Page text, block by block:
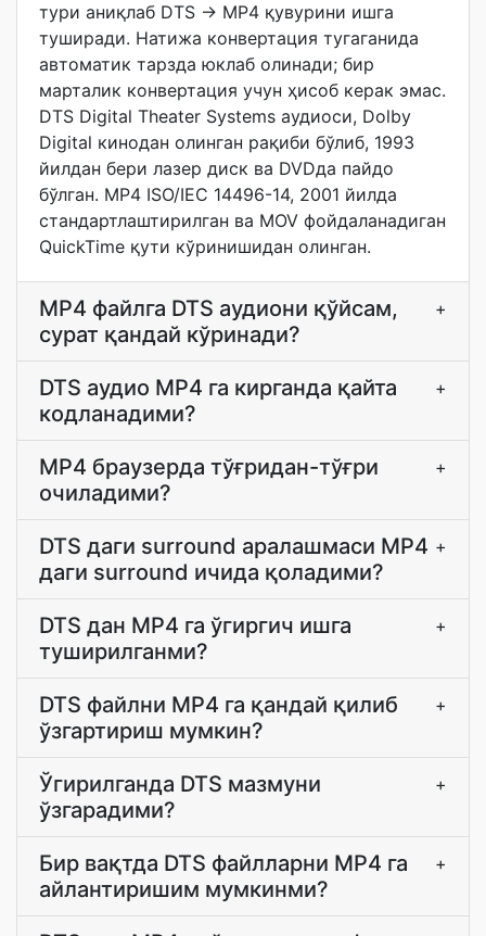
тури аниқлаб DTS → MP4 қувурини ишга
туширади. Натижа конвертация тугаганида
автоматик тарзда юклаб олинади; бир
марталик конвертация учун ҳисоб керак эмас.
DTS Digital Theater Systems аудиоси, Dolby
Digital кинодан олинган рақиби бўлиб, 1993
йилдан бери лазер диск ва DVDда пайдо
бўлган. MP4 ISO/IEC 14496-14, 2001 йилда
стандартлаштирилган ва MOV фойдаланадиган
QuickTime қути кўринишидан олинган.
MP4 файлга DTS аудиони қўйсам,
сурат қандай кўринади?
+
DTS аудио MP4 га кирганда қайта
кодланадими?
+
MP4 браузерда тўғридан-тўғри
очиладими?
+
DTS даги surround аралашмаси MP4
даги surround ичида қоладими?
+
DTS дан MP4 га ўгиргич ишга
туширилганми?
+
DTS файлни MP4 га қандай қилиб
ўзгартириш мумкин?
+
Ўгирилганда DTS мазмуни
ўзгарадими?
+
Бир вақтда DTS файлларни MP4 га
айлантиришим мумкинми?
+